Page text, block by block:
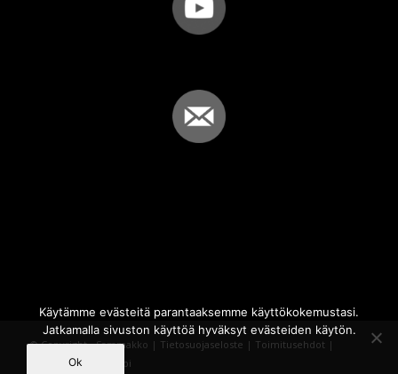
© Copyright - Sammakko | Tietosuojaseloste | Toimitusehdot |
Powered by
iQWebbi
Käytämme evästeitä parantaaksemme käyttökokemustasi.
Jatkamalla sivuston käyttöä hyväksyt evästeiden käytön.
Ok